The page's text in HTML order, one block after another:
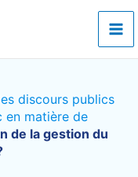
discours publics
en matière de
de la gestion du